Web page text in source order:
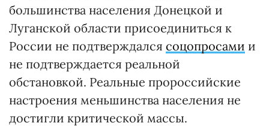
большинства населения Донецкой и
Луганской области присоединиться к
России не подтверждался соцопросами и
не подтверждается реальной
обстановкой. Реальные пророссийские
настроения меньшинства населения не
достигли критической массы.